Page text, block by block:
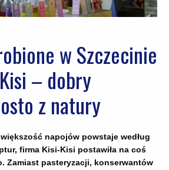
w Szczecinie
– dobry
z natury
napojów powstaje według
firma Kisi-Kisi postawiła na coś
Zamiast pasteryzacji, konserwantów